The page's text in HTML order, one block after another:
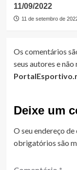
11/09/2022
11 de setembro de
Os comentários
seus autores e
Deixe um
O seu endereço
obrigatórios são